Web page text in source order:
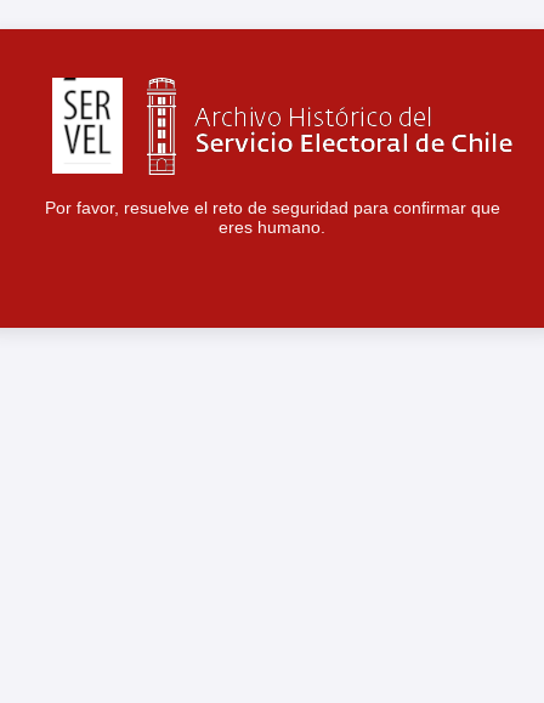
Por favor, resuelve el reto de seguridad para confirmar que
eres humano.